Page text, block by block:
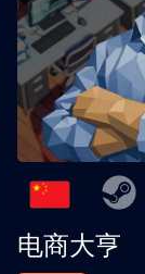
电商大亨